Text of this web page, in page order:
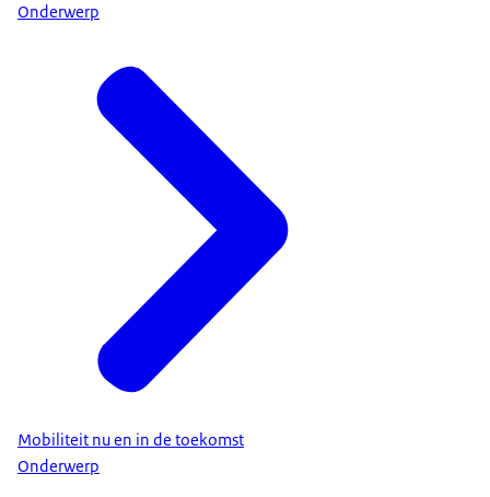
Onderwerp
Mobiliteit nu en in de toekomst
Onderwerp